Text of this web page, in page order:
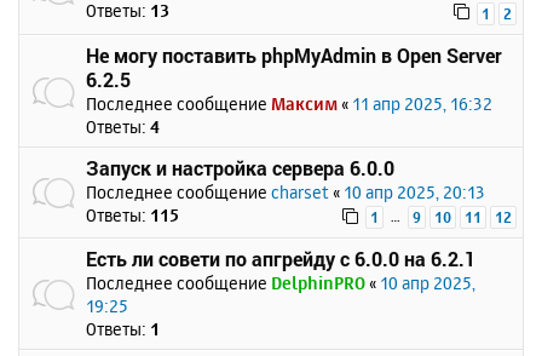
Ответы: 13 1 2
Не могу поставить phpMyAdmin в Open Server
6.2.5
Последнее сообщение Максим « 11 апр 2025, 16:32
Ответы: 4
Запуск и настройка сервера 6.0.0
Последнее сообщение charset « 10 апр 2025, 20:13
Ответы: 115 1 … 9 10 11 12
Есть ли совети по апгрейду с 6.0.0 на 6.2.1
Последнее сообщение DelphinPRO « 10 апр 2025,
19:25
Ответы: 1